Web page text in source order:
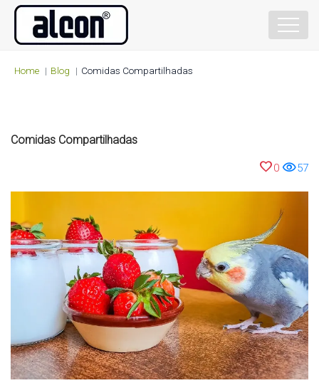
Home Blog Comidas Compartilhadas
Comidas Compartilhadas
favorite0 visibility57